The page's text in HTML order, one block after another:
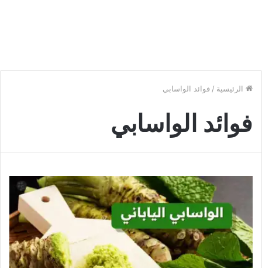
الرئيسية / فوائد الواسابي
فوائد الواسابي